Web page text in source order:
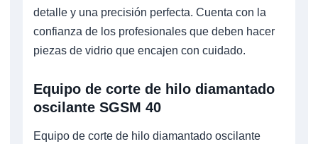
detalle y una precisión perfecta. Cuenta con la
confianza de los profesionales que deben hacer
piezas de vidrio que encajen con cuidado.
Equipo de corte de hilo diamantado
oscilante SGSM 40
Equipo de corte de hilo diamantado oscilante